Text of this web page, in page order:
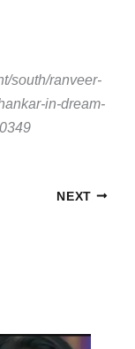
south/ranveer-
in-dream-
NEXT